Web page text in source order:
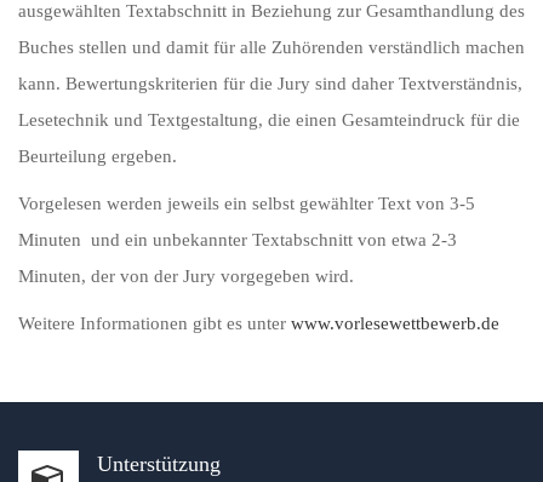
ausgewählten Textabschnitt in Beziehung zur Gesamthandlung des
Buches stellen und damit für alle Zuhörenden verständlich machen
kann. Bewertungskriterien für die Jury sind daher Textverständnis,
Lesetechnik und Textgestaltung, die einen Gesamteindruck für die
Beurteilung ergeben.
Vorgelesen werden jeweils ein selbst gewählter Text von 3-5
Minuten und ein unbekannter Textabschnitt von etwa 2-3
Minuten, der von der Jury vorgegeben wird.
Weitere Informationen gibt es unter www.vorlesewettbewerb.de
Unterstützung